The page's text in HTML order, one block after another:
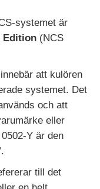
systemet är
Edition (NCS
att kulören
systemet. Det
och att
eller
Y är den
till det